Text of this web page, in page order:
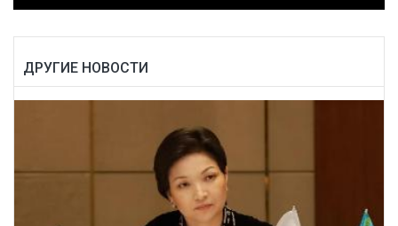
ДРУГИЕ НОВОСТИ